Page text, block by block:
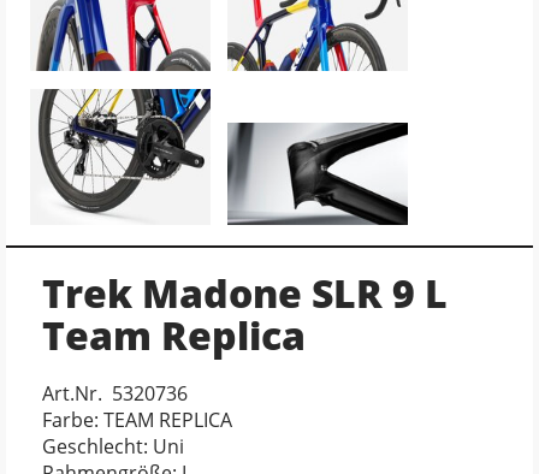
Trek Madone SLR 9 L
Team Replica
Art.Nr. 5320736
Farbe: TEAM REPLICA
Geschlecht: Uni